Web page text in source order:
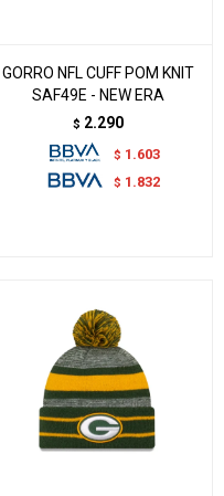
GORRO NFL CUFF POM KNIT
SAF49E - NEW ERA
$ 2.290
$ 1.603
$ 1.832